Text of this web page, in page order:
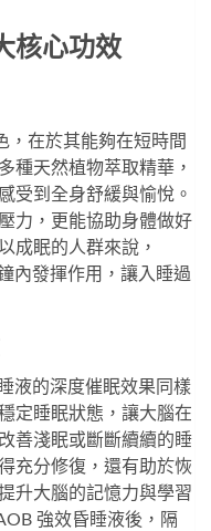
核心功效
，在於其能夠在短時間
種天然植物萃取精華，
受到全身舒緩與愉悅。
力，更能協助身體做好
成眠的人群來說，
內發揮作用，讓入睡過
液的深度催眠效果同樣
定睡眠狀態，讓大腦在
善淺眠或斷斷續續的睡
充分修復，還有助於恢
升大腦的記憶力與學習
強效昏睡液後，隔